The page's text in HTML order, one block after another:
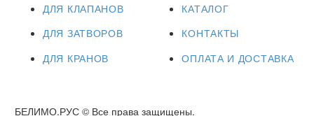
ДЛЯ КЛАПАНОВ
ДЛЯ ЗАТВОРОВ
ДЛЯ КРАНОВ
КАТАЛОГ
КОНТАКТЫ
ОПЛАТА И ДОСТАВКА
БЕЛИМО.РУС © Все права защищены.